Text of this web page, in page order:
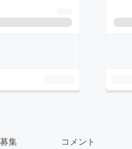
集 コメント